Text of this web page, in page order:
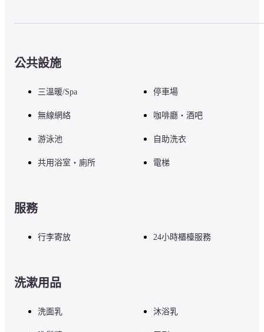
如需任何其他設施或服務，請訪問酒店官方網站或直接與酒店聯繫。
公共設施
三溫暖/Spa 停車場
無線網絡 咖啡廳・酒吧
游泳池 自助洗衣
共用浴室・廁所 電梯
服務
行李寄放 24小時櫃檯服務
洗漱用品
洗面乳 沐浴乳